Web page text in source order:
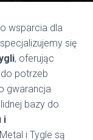
wsparcia dla
się
, oferując
potrzeb
gwarancja
bazy do
i
i Tygle są